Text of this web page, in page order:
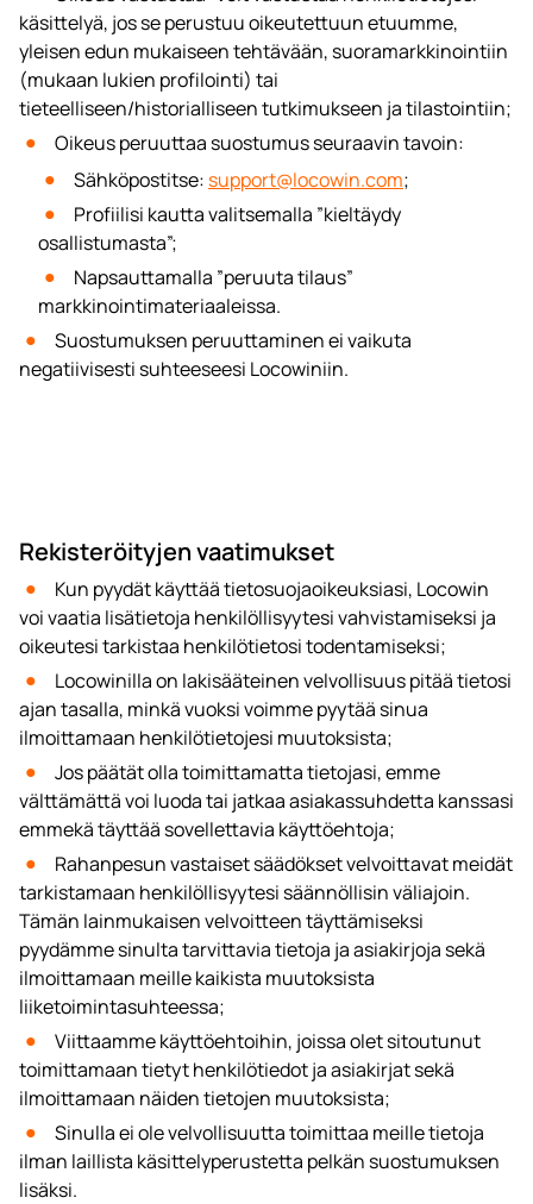
käsittelyä, jos se perustuu oikeutettuun etuumme,
yleisen edun mukaiseen tehtävään, suoramarkkinointiin
(mukaan lukien profilointi) tai
tieteelliseen/historialliseen tutkimukseen ja tilastointiin;
Oikeus peruuttaa suostumus seuraavin tavoin:
Sähköpostitse: support@locowin.com;
Profiilisi kautta valitsemalla ”kieltäydy
osallistumasta”;
Napsauttamalla ”peruuta tilaus”
markkinointimateriaaleissa.
Suostumuksen peruuttaminen ei vaikuta
negatiivisesti suhteeseesi Locowiniin.
Rekisteröityjen vaatimukset
Kun pyydät käyttää tietosuojaoikeuksiasi, Locowin
voi vaatia lisätietoja henkilöllisyytesi vahvistamiseksi ja
oikeutesi tarkistaa henkilötietosi todentamiseksi;
Locowinilla on lakisääteinen velvollisuus pitää tietosi
ajan tasalla, minkä vuoksi voimme pyytää sinua
ilmoittamaan henkilötietojesi muutoksista;
Jos päätät olla toimittamatta tietojasi, emme
välttämättä voi luoda tai jatkaa asiakassuhdetta kanssasi
emmekä täyttää sovellettavia käyttöehtoja;
Rahanpesun vastaiset säädökset velvoittavat meidät
tarkistamaan henkilöllisyytesi säännöllisin väliajoin.
Tämän lainmukaisen velvoitteen täyttämiseksi
pyydämme sinulta tarvittavia tietoja ja asiakirjoja sekä
ilmoittamaan meille kaikista muutoksista
liiketoimintasuhteessa;
Viittaamme käyttöehtoihin, joissa olet sitoutunut
toimittamaan tietyt henkilötiedot ja asiakirjat sekä
ilmoittamaan näiden tietojen muutoksista;
Sinulla ei ole velvollisuutta toimittaa meille tietoja
ilman laillista käsittelyperustetta pelkän suostumuksen
lisäksi.